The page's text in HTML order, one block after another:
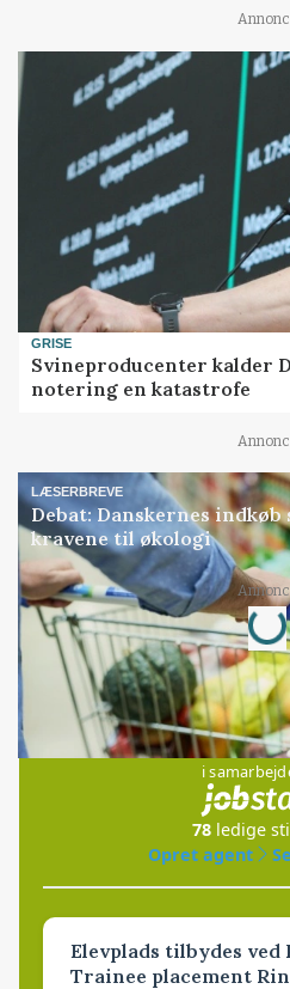
GRISE
Svineproducenter kalder
notering en katastrofe
LÆSERBREVE
Debat: Danskernes
kravene til økologi
Loading...
i
78 ledige
Opret agent
Elevplads tilbydes
Trainee placement